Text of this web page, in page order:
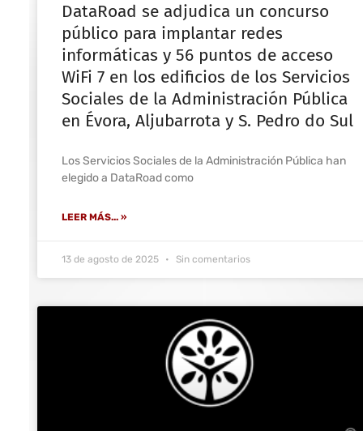
DataRoad se adjudica un concurso
público para implantar redes
informáticas y 56 puntos de acceso
WiFi 7 en los edificios de los Servicios
Sociales de la Administración Pública
en Évora, Aljubarrota y S. Pedro do Sul
Los Servicios Sociales de la Administración Pública han
elegido a DataRoad como
LEER MÁS... »
13 de agosto de 2025 Sin comentarios